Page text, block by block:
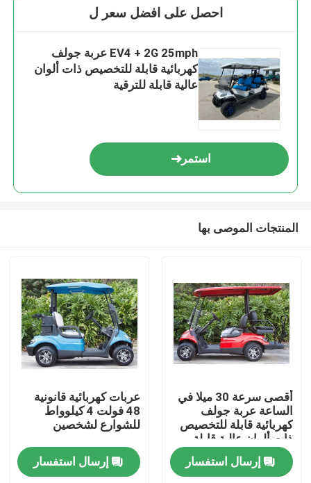
مسكن
منتجات
احصل على افضل سعر ل
EV4 + 2G 25mph عربة جولف
كهربائية قابلة للتخصيص ذات ألوان
عالية قابلة للترقية
استمر
المنتجات الموصى بها
أقصى سرعة 30 ميلا في
الساعة عربة جولف
كهربائية قابلة للتخصيص
ذات ألوان عالية قابلة
للترقية
إرسال استفسار
عربات كهربائية قانونية
48 فولت 4 كيلوواط
للشوارع لشخصين
إرسال استفسار